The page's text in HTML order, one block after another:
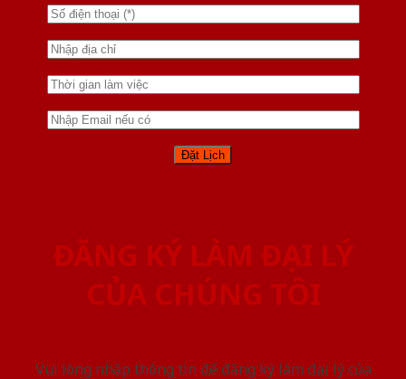
ĐĂNG KÝ LÀM ĐẠI LÝ
CỦA CHÚNG TÔI
Vui lòng nhập thông tin để đăng ký làm đại lý của